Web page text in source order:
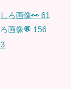
ろ画像👀 61
画像💬 156